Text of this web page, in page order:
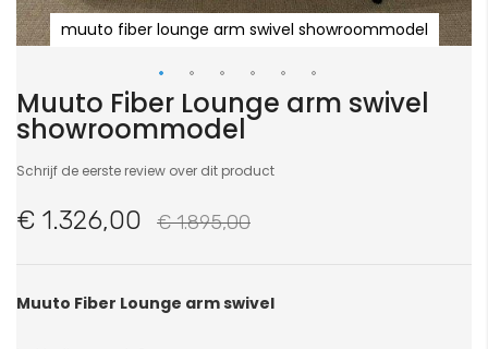
muuto fiber lounge arm swivel showroommodel
Ga
naar
begin
van
de
Muuto Fiber Lounge arm swivel
showroommodel
Schrijf de eerste review over dit product
€ 1.326,00 € 1.895,00
Muuto Fiber Lounge arm swivel